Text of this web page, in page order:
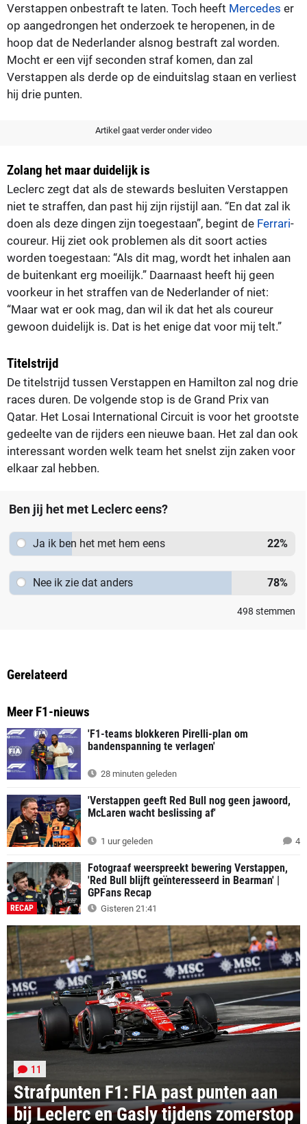
Verstappen onbestraft te laten. Toch heeft Mercedes er
op aangedrongen het onderzoek te heropenen, in de
hoop dat de Nederlander alsnog bestraft zal worden.
Mocht er een vijf seconden straf komen, dan zal
Verstappen als derde op de einduitslag staan en verliest
hij drie punten.
Artikel gaat verder onder video
Zolang het maar duidelijk is
Leclerc zegt dat als de stewards besluiten Verstappen
niet te straffen, dan past hij zijn rijstijl aan. “En dat zal ik
doen als deze dingen zijn toegestaan”, begint de Ferrari-
coureur. Hij ziet ook problemen als dit soort acties
worden toegestaan: “Als dit mag, wordt het inhalen aan
de buitenkant erg moeilijk.” Daarnaast heeft hij geen
voorkeur in het straffen van de Nederlander of niet:
“Maar wat er ook mag, dan wil ik dat het als coureur
gewoon duidelijk is. Dat is het enige dat voor mij telt.”
Titelstrijd
De titelstrijd tussen Verstappen en Hamilton zal nog drie
races duren. De volgende stop is de Grand Prix van
Qatar. Het Losai International Circuit is voor het grootste
gedeelte van de rijders een nieuwe baan. Het zal dan ook
interessant worden welk team het snelst zijn zaken voor
elkaar zal hebben.
Ben jij het met Leclerc eens?
Ja ik ben het met hem eens 22%
Nee ik zie dat anders 78%
498 stemmen
Gerelateerd
Meer F1-nieuws
'F1-teams blokkeren Pirelli-plan om
bandenspanning te verlagen'
28 minuten geleden
'Verstappen geeft Red Bull nog geen jawoord,
McLaren wacht beslissing af'
1 uur geleden 4
RECAP
Fotograaf weerspreekt bewering Verstappen,
'Red Bull blijft geïnteresseerd in Bearman' |
GPFans Recap
Gisteren 21:41
Strafpunten F1: FIA past punten aan
bij Leclerc en Gasly tijdens zomerstop
11